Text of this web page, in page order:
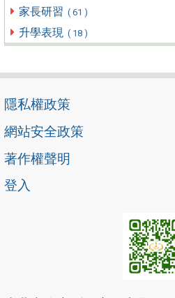
家長研習 ( 61 )
升學表現 ( 18 )
隱私權政策
網站安全政策
著作權聲明
登入